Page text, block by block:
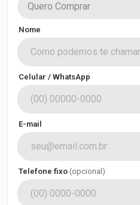
Quero Comprar
Nome
Celular / WhatsApp
E-mail
Telefone fixo (opcional)